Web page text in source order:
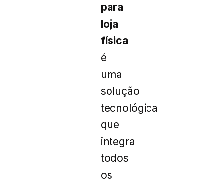
para
loja
física
é
uma
solução
tecnológica
que
integra
todos
os